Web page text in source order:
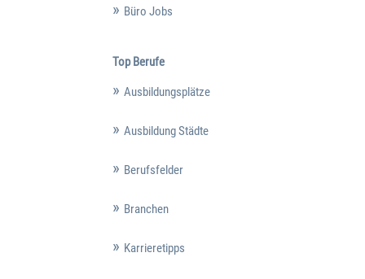
Büro Jobs
Top Berufe
Ausbildungsplätze
Ausbildung Städte
Berufsfelder
Branchen
Karrieretipps